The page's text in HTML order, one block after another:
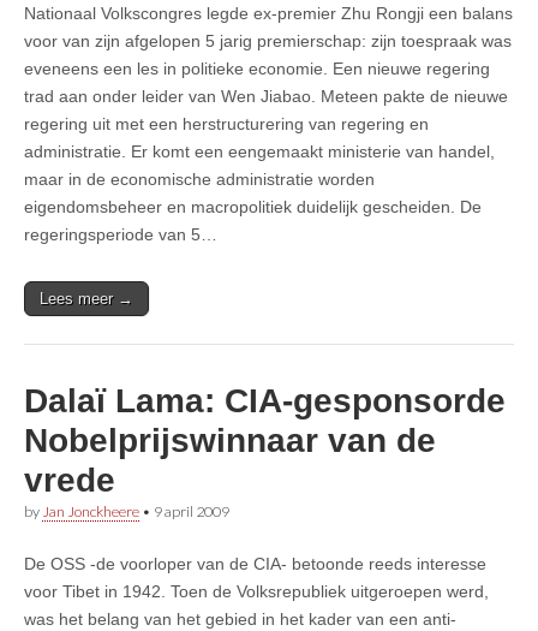
Nationaal Volkscongres legde ex-premier Zhu Rongji een balans
voor van zijn afgelopen 5 jarig premierschap: zijn toespraak was
eveneens een les in politieke economie. Een nieuwe regering
trad aan onder leider van Wen Jiabao. Meteen pakte de nieuwe
regering uit met een herstructurering van regering en
administratie. Er komt een eengemaakt ministerie van handel,
maar in de economische administratie worden
eigendomsbeheer en macropolitiek duidelijk gescheiden. De
regeringsperiode van 5…
Lees meer →
Dalaï Lama: CIA-gesponsorde
Nobelprijswinnaar van de
vrede
by Jan Jonckheere • 9 april 2009
De OSS -de voorloper van de CIA- betoonde reeds interesse
voor Tibet in 1942. Toen de Volksrepubliek uitgeroepen werd,
was het belang van het gebied in het kader van een anti-